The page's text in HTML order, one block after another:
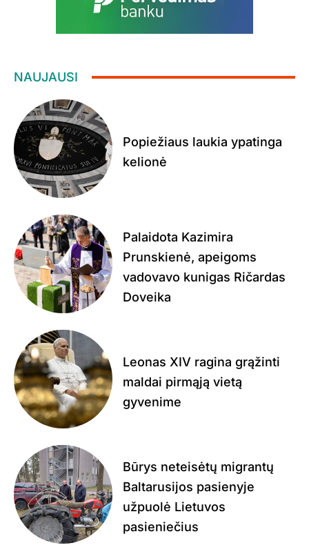
NAUJAUSI
Popiežiaus laukia ypatinga
kelionė
Palaidota Kazimira
Prunskienė, apeigoms
vadovavo kunigas Ričardas
Doveika
Leonas XIV ragina grąžinti
maldai pirmąją vietą
gyvenime
Būrys neteisėtų migrantų
Baltarusijos pasienyje
užpuolė Lietuvos
pasieniečius